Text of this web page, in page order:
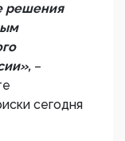
решения
–
сегодня